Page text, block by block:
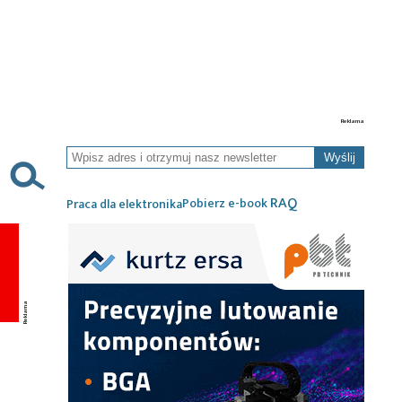
Wyślij
Praca dla elektronikaPobierz e-bookRAQ